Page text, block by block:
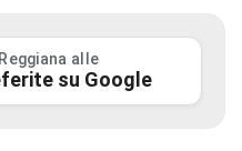
alle
su Google